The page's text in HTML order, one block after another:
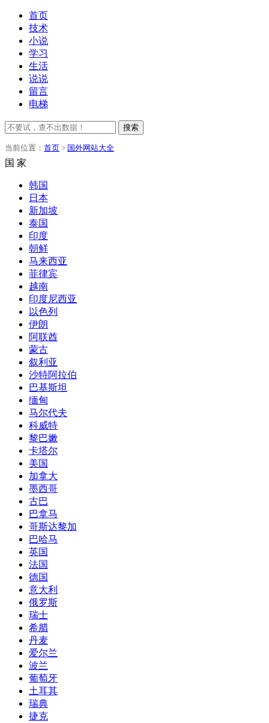
首页
技术
小说
学习
生活
说说
留言
电梯
搜索
当前位置： 首页 > 国外网站大全
国 家
韩国
日本
新加坡
泰国
印度
朝鲜
马来西亚
菲律宾
越南
印度尼西亚
以色列
伊朗
阿联酋
蒙古
叙利亚
沙特阿拉伯
巴基斯坦
缅甸
马尔代夫
科威特
黎巴嫩
卡塔尔
美国
加拿大
墨西哥
古巴
巴拿马
哥斯达黎加
巴哈马
英国
法国
德国
意大利
俄罗斯
瑞士
希腊
丹麦
爱尔兰
波兰
葡萄牙
土耳其
瑞典
捷克